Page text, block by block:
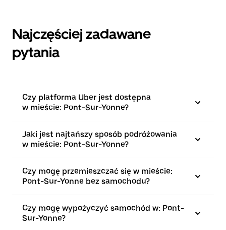
Najczęściej zadawane
pytania
Czy platforma Uber jest dostępna
w mieście: Pont-Sur-Yonne?
Jaki jest najtańszy sposób podróżowania
w mieście: Pont-Sur-Yonne?
Czy mogę przemieszczać się w mieście:
Pont-Sur-Yonne bez samochodu?
Czy mogę wypożyczyć samochód w: Pont-
Sur-Yonne?